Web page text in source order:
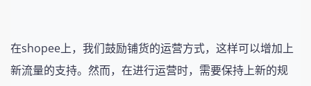
在shopee上，我们鼓励铺货的运营方式，这样可以增加上
新流量的支持。然而，在进行运营时，需要保持上新的规